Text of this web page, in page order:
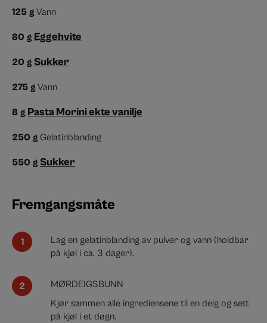
125 g Vann
80 g Eggehvite
20 g Sukker
275 g Vann
8 g Pasta Morini ekte vanilje
250 g Gelatinblanding
550 g Sukker
Fremgangsmåte
Lag en gelatinblanding av pulver og vann (holdbar
på kjøl i ca. 3 dager).
MØRDEIGSBUNN
Kjør sammen alle ingrediensene til en deig og sett
på kjøl i et døgn.